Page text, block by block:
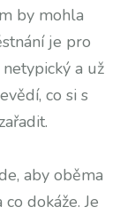
by mohla
je pro
a už
co si s
aby oběma
dokáže. Je